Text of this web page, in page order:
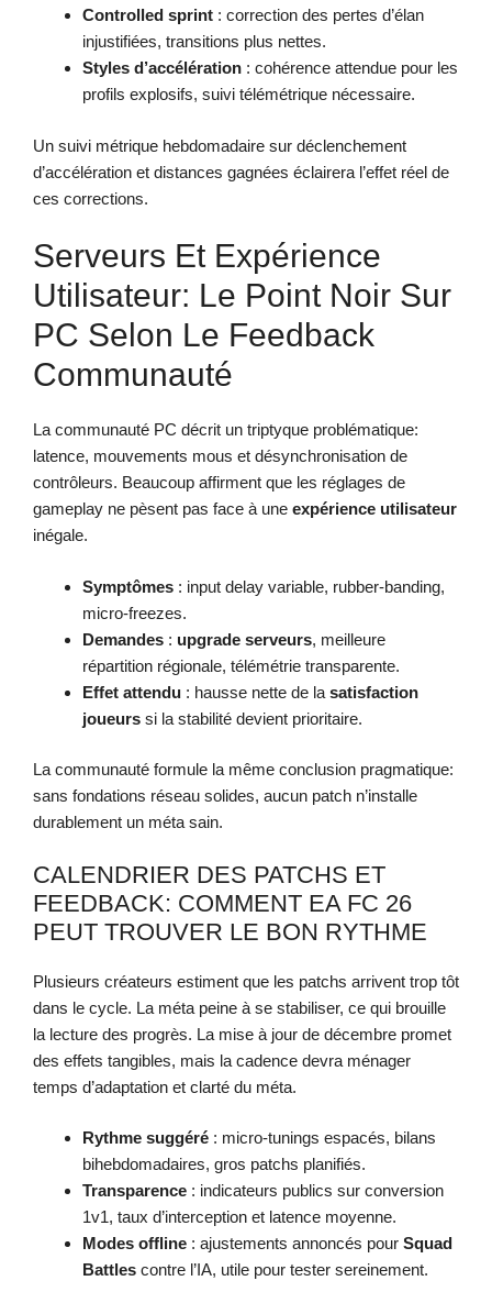
Controlled sprint : correction des pertes d’élan
injustifiées, transitions plus nettes.
Styles d’accélération : cohérence attendue pour les
profils explosifs, suivi télémétrique nécessaire.
Un suivi métrique hebdomadaire sur déclenchement
d’accélération et distances gagnées éclairera l’effet réel de
ces corrections.
Serveurs Et Expérience
Utilisateur: Le Point Noir Sur
PC Selon Le Feedback
Communauté
La communauté PC décrit un triptyque problématique:
latence, mouvements mous et désynchronisation de
contrôleurs. Beaucoup affirment que les réglages de
gameplay ne pèsent pas face à une expérience utilisateur
inégale.
Symptômes : input delay variable, rubber-banding,
micro-freezes.
Demandes : upgrade serveurs, meilleure
répartition régionale, télémétrie transparente.
Effet attendu : hausse nette de la satisfaction
joueurs si la stabilité devient prioritaire.
La communauté formule la même conclusion pragmatique:
sans fondations réseau solides, aucun patch n’installe
durablement un méta sain.
CALENDRIER DES PATCHS ET
FEEDBACK: COMMENT EA FC 26
PEUT TROUVER LE BON RYTHME
Plusieurs créateurs estiment que les patchs arrivent trop tôt
dans le cycle. La méta peine à se stabiliser, ce qui brouille
la lecture des progrès. La mise à jour de décembre promet
des effets tangibles, mais la cadence devra ménager
temps d’adaptation et clarté du méta.
Rythme suggéré : micro-tunings espacés, bilans
bihebdomadaires, gros patchs planifiés.
Transparence : indicateurs publics sur conversion
1v1, taux d’interception et latence moyenne.
Modes offline : ajustements annoncés pour Squad
Battles contre l’IA, utile pour tester sereinement.